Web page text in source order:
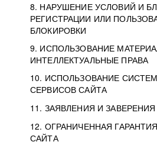
8. НАРУШЕНИЕ УСЛОВИЙ И
РЕГИСТРАЦИИ ИЛИ
БЛОКИРОВКИ
9. ИСПОЛЬЗОВАНИЕ
ИНТЕЛЛЕКТУАЛЬНЫЕ ПРАВА
10. ИСПОЛЬЗОВАНИЕ
СЕРВИСОВ САЙТА
11. ЗАЯВЛЕНИЯ И ЗАВЕРЕНИЯ
12. ОГРАНИЧЕННАЯ
САЙТА